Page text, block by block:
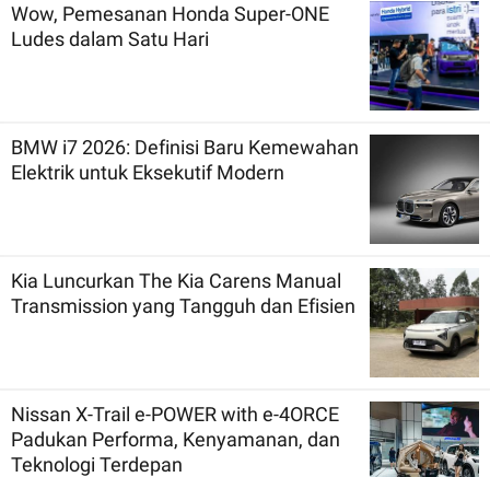
Wow, Pemesanan Honda Super-ONE
Ludes dalam Satu Hari
BMW i7 2026: Definisi Baru Kemewahan
Elektrik untuk Eksekutif Modern
Kia Luncurkan The Kia Carens Manual
Transmission yang Tangguh dan Efisien
Nissan X-Trail e-POWER with e-4ORCE
Padukan Performa, Kenyamanan, dan
Teknologi Terdepan